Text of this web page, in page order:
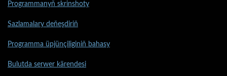
Programmanyň skrinshoty
Sazlamalary deňeşdiriň
Programma üpjünçiliginiň bahasy
Bulutda serwer kärendesi